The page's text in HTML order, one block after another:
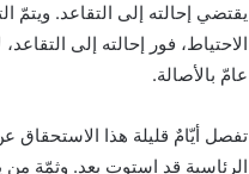
يقتضي إحالته إلى التقاعد. ويتمّ
الاحتياط، فور إحالته إلى
عامّ بالأصالة.
تفصل أيّامٌ قليلة هذا الاستحقاق
الرئاسية قد استوت بعد. وثمّة من